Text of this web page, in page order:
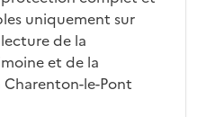
uniquement sur
de la
et de la
Charenton-le-Pont